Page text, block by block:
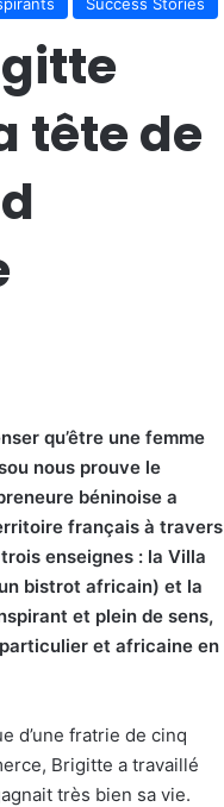
tête de
qu’être une femme
nous prouve le
béninoise a
français à travers
enseignes : la Villa
bistrot africain) et la
et plein de sens,
et africaine en
d’une fratrie de cinq
Brigitte a travaillé
très bien sa vie.